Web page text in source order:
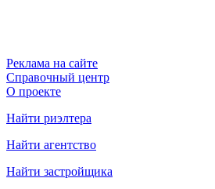
Реклама на сайте
Справочный центр
О проекте
Найти риэлтера
Найти агентство
Найти застройщика